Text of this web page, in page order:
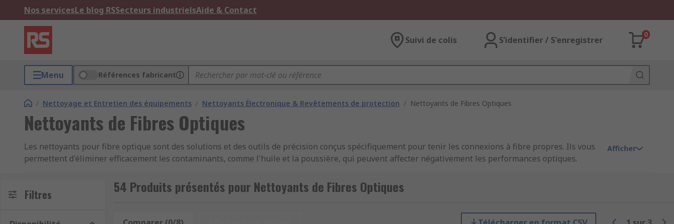
Nos servicesLe blog RSSecteurs industrielsAide & Contact
Suivi de colis S’identifier / S'enregistrer
0
Menu Références fabricant
/ Nettoyage et Entretien des équipements / Nettoyants Électronique & Revêtements de protection / Nettoyants de Fibres Optiques
Nettoyants de Fibres Optiques
Les nettoyants pour fibre optique sont des solutions et des outils de précision conçus spécifiquement pour tenir les connexions à fibre propres. Ils vous
permettent d'éliminer efficacement les contaminants, comme l'huile et la poussière, qui peuvent affecter négativement les performances optiques.
Les liquides de nettoyage peuvent débarrasser en toute sécurité les connecteurs de contaminants des surfaces d'extrémité et de la fibre optique avant
l'extrémité sur le terrain ou l'épissure par fusion (reliant deux câbles à fibre optique ensemble).
Types de produits nettoyants pour fibre optique
Afficher
Filtres 54 Produits présentés pour Nettoyants de Fibres Optiques